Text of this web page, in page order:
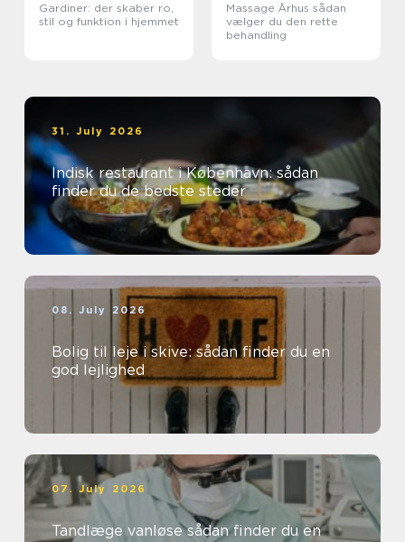
Gardiner: der skaber ro,
stil og funktion i hjemmet
Massage Århus sådan
vælger du den rette
behandling
31. July 2026
Indisk restaurant i København: sådan
finder du de bedste steder
08. July 2026
Bolig til leje i skive: sådan finder du en
god lejlighed
07. July 2026
Tandlæge vanløse sådan finder du en